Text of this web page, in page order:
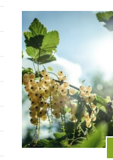
Wiśnie
Pozostałe
Jagody kamczackie
Jarzębiny i jarząby
jadalne